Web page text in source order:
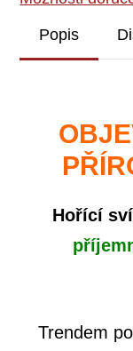
Popis
Hořící
Trendem